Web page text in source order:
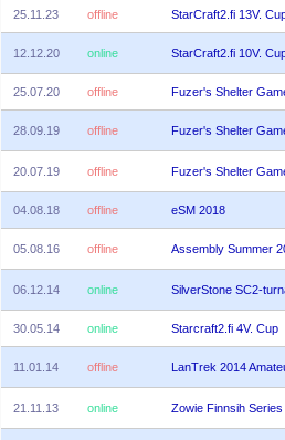
25.11.23 offline StarCraft2.fi 13V.
12.12.20 online StarCraft2.fi 10V.
25.07.20 offline Fuzer's Shelter
28.09.19 offline Fuzer's Shelter
20.07.19 offline Fuzer's Shelter
04.08.18 offline eSM 2018
05.08.16 offline Assembly Summer
06.12.14 online SilverStone SC2-
30.05.14 online Starcraft2.fi 4V. Cup
11.01.14 offline LanTrek 2014
21.11.13 online Zowie Finnsih